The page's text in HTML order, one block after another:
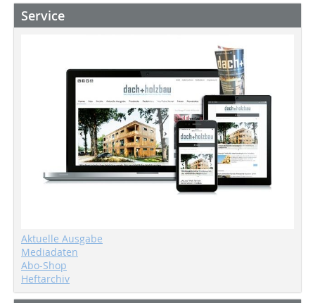
Service
Aktuelle Ausgabe
Mediadaten
Abo-Shop
Heftarchiv